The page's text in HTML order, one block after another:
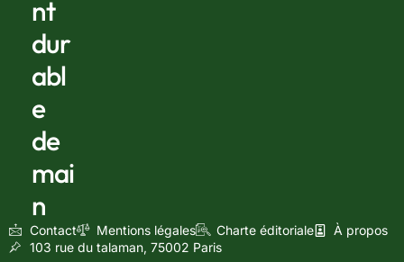
nt
dur
abl
e
de
mai
n
Contact Mentions légales Charte éditoriale
À propos
103 rue du talaman, 75002 Paris